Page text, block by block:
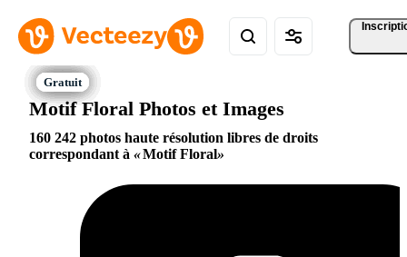
Motif Floral Photos et Images
160 242 photos haute résolution libres de droits
correspondant à
Motif Floral